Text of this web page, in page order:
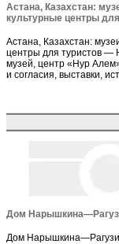
Астана, Казахстан:
культурные центры
Астана, Казахстан:
центры для туристов —
музей, центр «Нур
и согласия, выставки,
Дом
Дом